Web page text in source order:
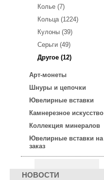
Колье (7)
Кольца (1224)
Кулоны (39)
Серьги (49)
Другое (12)
Арт-монеты
Шнуры и цепочки
Ювелирные вставки
Камнерезное искусство
Коллекция минералов
Ювелирные вставки на
заказ
НОВОСТИ